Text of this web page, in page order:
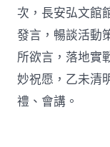
次，長安弘文館
發言，暢談活動
所欲言，落地實
妙祝愿，乙未清
禮、會講。